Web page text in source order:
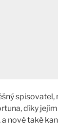
díky
nově také